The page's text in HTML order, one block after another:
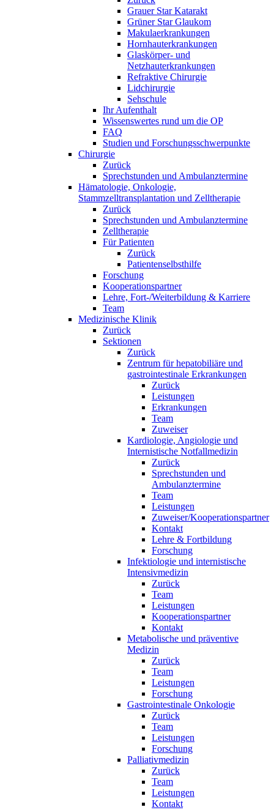
Grauer Star Katarakt
Grüner Star Glaukom
Makulaerkrankungen
Hornhauterkrankungen
Glaskörper- und
Netzhauterkrankungen
Refraktive Chirurgie
Lidchirurgie
Sehschule
Ihr Aufenthalt
Wissenswertes rund um die OP
FAQ
Studien und Forschungsschwerpunkte
Chirurgie
Zurück
Sprechstunden und Ambulanztermine
Hämatologie, Onkologie,
Stammzelltransplantation und Zelltherapie
Zurück
Sprechstunden und Ambulanztermine
Zelltherapie
Für Patienten
Zurück
Patientenselbsthilfe
Forschung
Kooperationspartner
Lehre, Fort-/Weiterbildung & Karriere
Team
Medizinische Klinik
Zurück
Sektionen
Zurück
Zentrum für hepatobiliäre und
gastrointestinale Erkrankungen
Zurück
Leistungen
Erkrankungen
Team
Zuweiser
Kardiologie, Angiologie und
Internistische Notfallmedizin
Zurück
Sprechstunden und
Ambulanztermine
Team
Leistungen
Zuweiser/Kooperationspartner
Kontakt
Lehre & Fortbildung
Forschung
Infektiologie und internistische
Intensivmedizin
Zurück
Team
Leistungen
Kooperationspartner
Kontakt
Metabolische und präventive
Medizin
Zurück
Team
Leistungen
Forschung
Gastrointestinale Onkologie
Zurück
Team
Leistungen
Forschung
Palliativmedizin
Zurück
Team
Leistungen
Kontakt